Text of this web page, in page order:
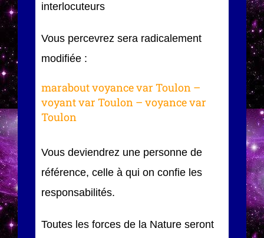
interlocuteurs
Vous percevrez sera radicalement
modifiée :
marabout voyance var Toulon –
voyant var Toulon – voyance var
Toulon
Vous deviendrez une personne de
référence, celle à qui on confie les
responsabilités.
Toutes les forces de la Nature seront